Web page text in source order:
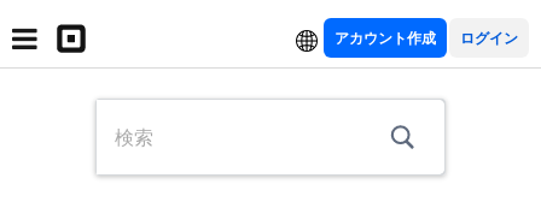
アカウント作成